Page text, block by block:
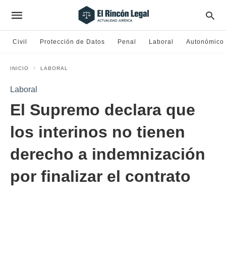
Civil Protección de Datos Penal Laboral Autonómico
INICIO LABORAL
Laboral
El Supremo declara que
los interinos no tienen
derecho a indemnización
por finalizar el contrato